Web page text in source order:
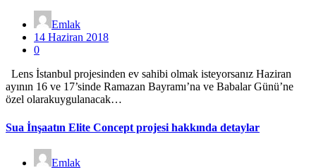
Emlak
14 Haziran 2018
0
Lens İstanbul projesinden ev sahibi olmak isteyorsanız Haziran
ayının 16 ve 17’sinde Ramazan Bayramı’na ve Babalar Günü’ne
özel olarakuygulanacak…
Sua İnşaatın Elite Concept projesi hakkında detaylar
Emlak